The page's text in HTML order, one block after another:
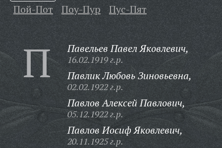
Пой-Пот
Поу-Пур Пус-Пят
П Павельев Павел Яковлевич,
16.02.1919 г.р.
Павлик Любовь Зиновьевна,
02.02.1922 г.р.
Павлов Алексей Павлович,
05.12.1922 г.р.
Павлов Иосиф Яковлевич,
20.11.1925 г.р.